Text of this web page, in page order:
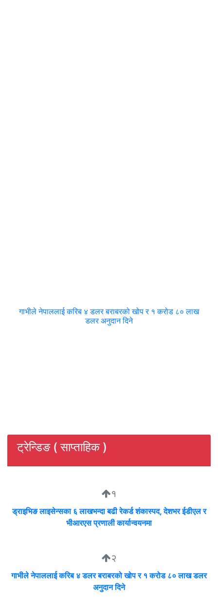
गाभीले नेपाललाई करिब ४ डलर बराबरको खोप र १ करोड ८० लाख
डलर अनुदान दिने
ट्रेन्डिङ ( साप्ताहिक )
१
ड्राइभिङ लाइसेन्सका ६ लाखभन्दा बढी रेकर्ड शंकास्पद, देशभर ईडीएल र
भीआरएस प्रणाली कार्यान्वयनमा
२
गाभीले नेपाललाई करिब ४ डलर बराबरको खोप र १ करोड ८० लाख डलर
अनुदान दिने